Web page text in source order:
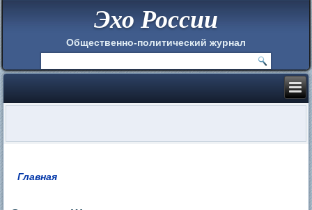
Эхо России
Общественно-политический журнал
Главная